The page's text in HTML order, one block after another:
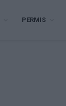
PERMIS